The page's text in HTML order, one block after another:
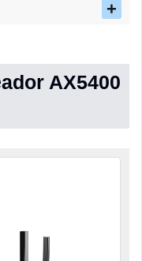
AX5400